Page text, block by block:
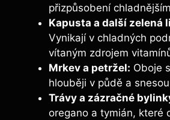
přizpůsobení
Kapusta a další zelená
Vynikají v chladných
vítaným zdrojem
Mrkev a petržel: Oboje
hlouběji v půdě a
Trávy a zázračné
oregano a tymián, které